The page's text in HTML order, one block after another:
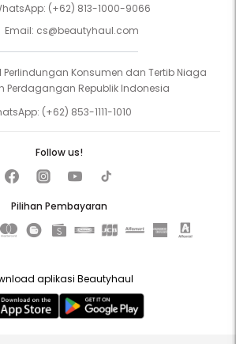
(+62) 813-1000-9066
Email: cs@beautyhaul.com
Perlindungan Konsumen dan Tertib Niaga
Perdagangan Republik Indonesia
(+62) 853-1111-1010
Pilihan Pembayaran
Follow us!
aplikasi Beautyhaul